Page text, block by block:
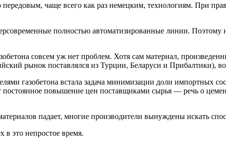
чаще всего как раз немецким, технологиям. При
полностью автоматизированные линии. Поэтому
совсем уж нет проблем. Хотя сам материал,
рынок поставлялся из Турции, Беларуси и Прибалтики),
газобетона встала задача минимизации доли импортных
постоянное повышение цен поставщиками сырья — речь о
падает, многие производители вынуждены искать
в это непростое время.